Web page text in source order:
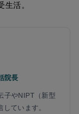
生活。
院長
子やNIPT（新型
ています。